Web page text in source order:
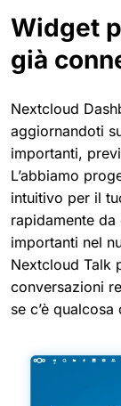
Widget
già
Nextcloud
aggiornandoti
importanti,
L’abbiamo
intuitivo per il
rapidamente
importanti nel
Nextcloud Talk
conversazioni
se c’è